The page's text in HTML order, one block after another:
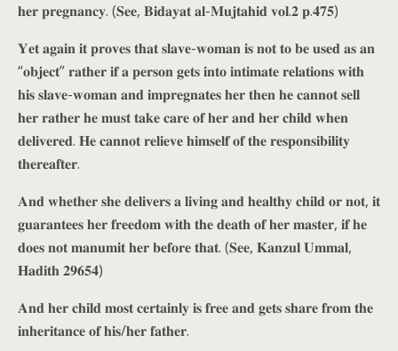
𝐡𝐞𝐫 𝐩𝐫𝐞𝐠𝐧𝐚𝐧𝐜𝐲. (𝐒𝐞𝐞, 𝐁𝐢𝐝𝐚𝐲𝐚𝐭 𝐚𝐥-𝐌𝐮𝐣𝐭𝐚𝐡𝐢𝐝 𝐯𝐨𝐥.𝟐 𝐩.𝟒𝟕𝟓)
𝐘𝐞𝐭 𝐚𝐠𝐚𝐢𝐧 𝐢𝐭 𝐩𝐫𝐨𝐯𝐞𝐬 𝐭𝐡𝐚𝐭 𝐬𝐥𝐚𝐯𝐞-𝐰𝐨𝐦𝐚𝐧 𝐢𝐬 𝐧𝐨𝐭 𝐭𝐨 𝐛𝐞 𝐮𝐬𝐞𝐝 𝐚𝐬 𝐚𝐧
“𝐨𝐛𝐣𝐞𝐜𝐭” 𝐫𝐚𝐭𝐡𝐞𝐫 𝐢𝐟 𝐚 𝐩𝐞𝐫𝐬𝐨𝐧 𝐠𝐞𝐭𝐬 𝐢𝐧𝐭𝐨 𝐢𝐧𝐭𝐢𝐦𝐚𝐭𝐞 𝐫𝐞𝐥𝐚𝐭𝐢𝐨𝐧𝐬 𝐰𝐢𝐭𝐡
𝐡𝐢𝐬 𝐬𝐥𝐚𝐯𝐞-𝐰𝐨𝐦𝐚𝐧 𝐚𝐧𝐝 𝐢𝐦𝐩𝐫𝐞𝐠𝐧𝐚𝐭𝐞𝐬 𝐡𝐞𝐫 𝐭𝐡𝐞𝐧 𝐡𝐞 𝐜𝐚𝐧𝐧𝐨𝐭 𝐬𝐞𝐥𝐥
𝐡𝐞𝐫 𝐫𝐚𝐭𝐡𝐞𝐫 𝐡𝐞 𝐦𝐮𝐬𝐭 𝐭𝐚𝐤𝐞 𝐜𝐚𝐫𝐞 𝐨𝐟 𝐡𝐞𝐫 𝐚𝐧𝐝 𝐡𝐞𝐫 𝐜𝐡𝐢𝐥𝐝 𝐰𝐡𝐞𝐧
𝐝𝐞𝐥𝐢𝐯𝐞𝐫𝐞𝐝. 𝐇𝐞 𝐜𝐚𝐧𝐧𝐨𝐭 𝐫𝐞𝐥𝐢𝐞𝐯𝐞 𝐡𝐢𝐦𝐬𝐞𝐥𝐟 𝐨𝐟 𝐭𝐡𝐞 𝐫𝐞𝐬𝐩𝐨𝐧𝐬𝐢𝐛𝐢𝐥𝐢𝐭𝐲
𝐭𝐡𝐞𝐫𝐞𝐚𝐟𝐭𝐞𝐫.
𝐀𝐧𝐝 𝐰𝐡𝐞𝐭𝐡𝐞𝐫 𝐬𝐡𝐞 𝐝𝐞𝐥𝐢𝐯𝐞𝐫𝐬 𝐚 𝐥𝐢𝐯𝐢𝐧𝐠 𝐚𝐧𝐝 𝐡𝐞𝐚𝐥𝐭𝐡𝐲 𝐜𝐡𝐢𝐥𝐝 𝐨𝐫 𝐧𝐨𝐭, 𝐢𝐭
𝐠𝐮𝐚𝐫𝐚𝐧𝐭𝐞𝐞𝐬 𝐡𝐞𝐫 𝐟𝐫𝐞𝐞𝐝𝐨𝐦 𝐰𝐢𝐭𝐡 𝐭𝐡𝐞 𝐝𝐞𝐚𝐭𝐡 𝐨𝐟 𝐡𝐞𝐫 𝐦𝐚𝐬𝐭𝐞𝐫, 𝐢𝐟 𝐡𝐞
𝐝𝐨𝐞𝐬 𝐧𝐨𝐭 𝐦𝐚𝐧𝐮𝐦𝐢𝐭 𝐡𝐞𝐫 𝐛𝐞𝐟𝐨𝐫𝐞 𝐭𝐡𝐚𝐭. (𝐒𝐞𝐞, 𝐊𝐚𝐧𝐳𝐮𝐥 𝐔𝐦𝐦𝐚𝐥,
𝐇𝐚𝐝𝐢𝐭𝐡 𝟐𝟗𝟔𝟓𝟒)
𝐀𝐧𝐝 𝐡𝐞𝐫 𝐜𝐡𝐢𝐥𝐝 𝐦𝐨𝐬𝐭 𝐜𝐞𝐫𝐭𝐚𝐢𝐧𝐥𝐲 𝐢𝐬 𝐟𝐫𝐞𝐞 𝐚𝐧𝐝 𝐠𝐞𝐭𝐬 𝐬𝐡𝐚𝐫𝐞 𝐟𝐫𝐨𝐦 𝐭𝐡𝐞
𝐢𝐧𝐡𝐞𝐫𝐢𝐭𝐚𝐧𝐜𝐞 𝐨𝐟 𝐡𝐢𝐬/𝐡𝐞𝐫 𝐟𝐚𝐭𝐡𝐞𝐫.